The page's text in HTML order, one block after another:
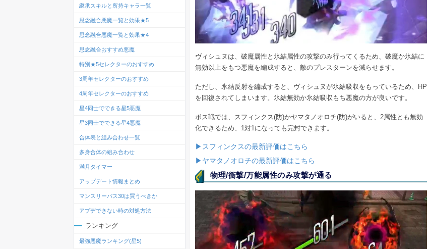
ヴィシュヌは、破魔属性と氷結属性の攻撃のみ行ってくるため、破魔か氷結に
無効以上をもつ悪魔を編成すると、敵のプレスターンを減らせます。
ただし、氷結反射を編成すると、ヴィシュヌが氷結吸収をもっているため、HP
を回復されてしまいます。氷結無効か氷結吸収もち悪魔の方が良いです。
ボス戦では、スフィンクス(防)かヤマタノオロチ(防)がいると、2属性とも無効
化できるため、1対1になっても完封できます。
▶スフィンクスの最新評価はこちら
▶ヤマタノオロチの最新評価はこちら
物理/衝撃/万能属性のみ攻撃が通る
継承スキルと所持キャラ一覧
思念融合悪魔一覧と効果★5
思念融合悪魔一覧と効果★4
思念融合おすすめ悪魔
特別★5セレクターのおすすめ
3周年セレクターのおすすめ
4周年セレクターのおすすめ
星4同士でできる星5悪魔
星3同士でできる星4悪魔
合体表と組み合わせ一覧
多身合体の組み合わせ
満月タイマー
アップデート情報まとめ
マンスリーパス30は買うべきか
アプデできない時の対処方法
ランキング
最強悪魔ランキング(星5)